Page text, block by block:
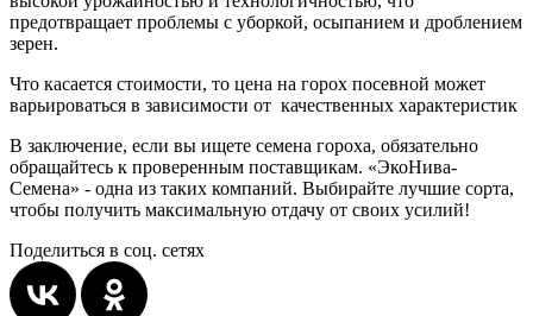
предотвращает проблемы с уборкой, осыпанием и дроблением
зерен.
Что касается стоимости, то цена на горох посевной может
варьироваться в зависимости от качественных характеристик
В заключение, если вы ищете семена гороха, обязательно
обращайтесь к проверенным поставщикам. «ЭкоНива-
Семена» - одна из таких компаний. Выбирайте лучшие сорта,
чтобы получить максимальную отдачу от своих усилий!
Поделиться в соц. сетях